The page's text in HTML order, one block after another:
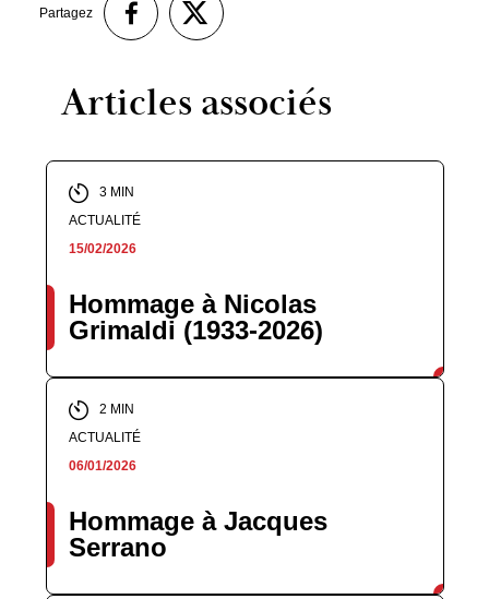
Partagez
Articles associés
3 MIN
ACTUALITÉ
15/02/2026
Hommage à Nicolas
Grimaldi (1933-2026)
2 MIN
ACTUALITÉ
06/01/2026
Hommage à Jacques
Serrano